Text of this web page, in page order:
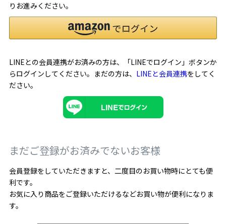
りお進みください。
LINEとの会員連携がお済みの方は、「LINEでログイン」ボタンか
らログインしてください。まだの方は、 LINEと会員連携をしてく
ださい。
まだご登録がお済みでないお客様
会員登録をしていただきますと、二度目のお買い物時にとても便
利です。
お気に入り商品をご登録いただけるなどお買い物が便利になりま
す。